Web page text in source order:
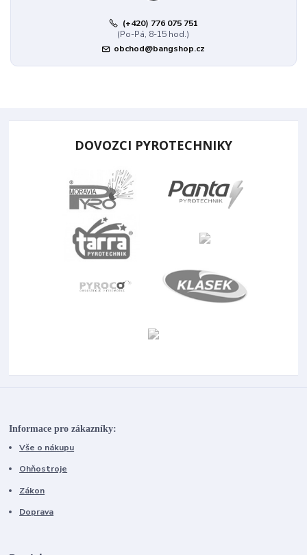
(+420) 776 075 751
(Po-Pá, 8-15 hod.)
obchod@bangshop.cz
DOVOZCI PYROTECHNIKY
Informace pro zákazníky:
Vše o nákupu
Ohňostroje
Zákon
Doprava